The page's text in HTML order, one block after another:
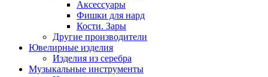
Аксессуары
Фишки для нард
Кости. Зары
Другие производители
Ювелирные изделия
Изделия из серебра
Музыкальные инструменты